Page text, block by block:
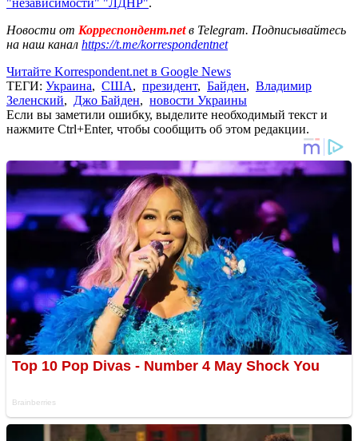
Новости от Корреспондент.netв Telegram. Подписывайтесь
на наш канал https://t.me/korrespondentnet
Читайте Korrespondent.net в Google News
ТЕГИ: Украина, США, президент, Байден, Владимир
Зеленский, Джо Байден, новости Украины
Если вы заметили ошибку, выделите необходимый текст и
нажмите Ctrl+Enter, чтобы сообщить об этом редакции.